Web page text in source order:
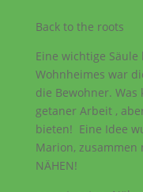
Back to the roots
Eine wichtige
Wohnheimes war
die Bewohner.
getaner Arbeit ,
bieten! Eine Idee
Marion, zusammen
NÄHEN!